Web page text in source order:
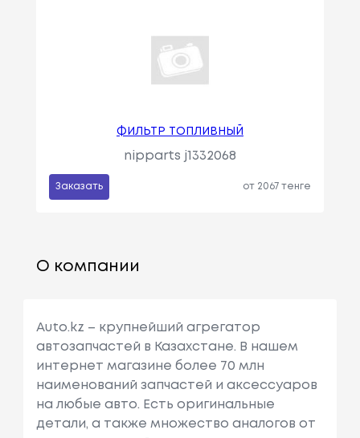
ФИЛЬТР ТОПЛИВНЫЙ
nipparts j1332068
Заказать от 2067 тенге
О компании
Auto.kz – крупнейший агрегатор
автозапчастей в Казахстане. В нашем
интернет магазине более 70 млн
наименований запчастей и аксессуаров
на любые авто. Есть оригинальные
детали, а также множество аналогов от